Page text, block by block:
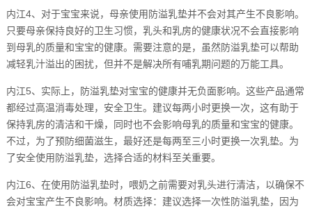
内江4、对于宝宝来说，母亲使用防溢乳垫并不会对其产生不良影响。
只要母亲保持良好的卫生习惯，乳头和乳房的健康状况不会直接影响
到母乳的质量和宝宝的健康。需要注意的是，虽然防溢乳垫可以帮助
减轻乳汁溢出的困扰，但并不是解决所有哺乳期问题的万能工具。
内江5、实际上，防溢乳垫对宝宝的健康并无负面影响。这些产品通常
都经过高温消毒处理，安全卫生。建议每两小时更换一次，这有助于
保持乳房的清洁和干燥，同时也不会影响母乳的质量和宝宝的健康。
不过，为了预防细菌滋生，最好还是每两至三小时更换一次乳垫。为
了安全使用防溢乳垫，选择合适的材料至关重要。
内江6、在使用防溢乳垫时，喂奶之前需要对乳头进行清洁，以确保不
会对宝宝产生不良影响。材质选择：建议选择一次性防溢乳垫，因为